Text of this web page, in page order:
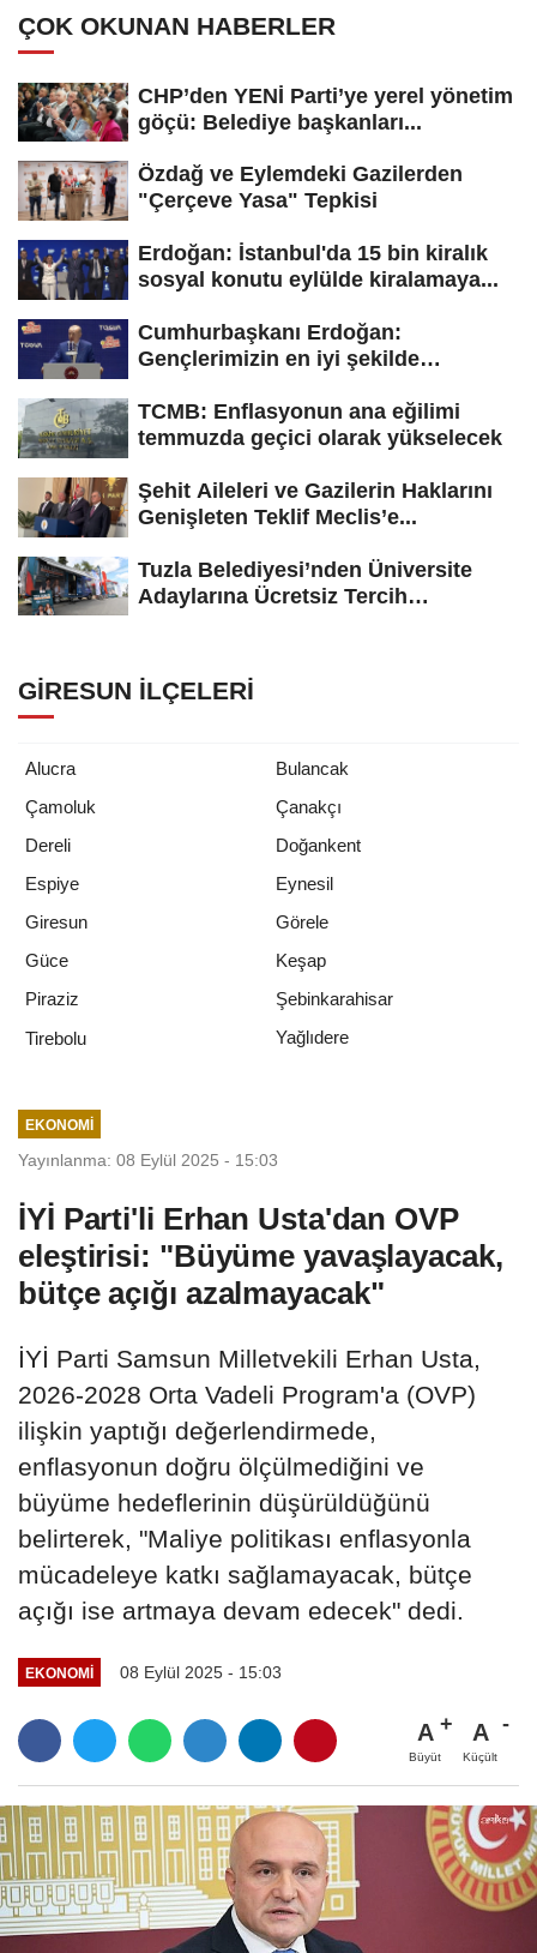
ÇOK OKUNAN HABERLER
CHP’den YENİ Parti’ye yerel yönetim
göçü: Belediye başkanları...
Özdağ ve Eylemdeki Gazilerden
"Çerçeve Yasa" Tepkisi
Erdoğan: İstanbul'da 15 bin kiralık
sosyal konutu eylülde kiralamaya...
Cumhurbaşkanı Erdoğan:
Gençlerimizin en iyi şekilde
TCMB: Enflasyonun ana eğilimi
temmuzda geçici olarak yükselecek
Şehit Aileleri ve Gazilerin Haklarını
Genişleten Teklif Meclis’e...
Tuzla Belediyesi’nden Üniversite
Adaylarına Ücretsiz Tercih
GIRESUN İLÇELERI
Alucra
Bulancak
Çamoluk
Çanakçı
Dereli
Doğankent
Espiye
Eynesil
Giresun
Görele
Güce
Keşap
Piraziz
Şebinkarahisar
Tirebolu
Yağlıdere
EKONOMI
Yayınlanma: 08 Eylül 2025 - 15:03
İYİ Parti'li Erhan Usta'dan OVP
eleştirisi: "Büyüme yavaşlayacak,
bütçe açığı azalmayacak"
İYİ Parti Samsun Milletvekili Erhan Usta,
2026-2028 Orta Vadeli Program'a (OVP)
ilişkin yaptığı değerlendirmede,
enflasyonun doğru ölçülmediğini ve
büyüme hedeflerinin düşürüldüğünü
belirterek, "Maliye politikası enflasyonla
mücadeleye katkı sağlamayacak, bütçe
açığı ise artmaya devam edecek" dedi.
EKONOMI 08 Eylül 2025 - 15:03
A
Büyüt
A
Küçült